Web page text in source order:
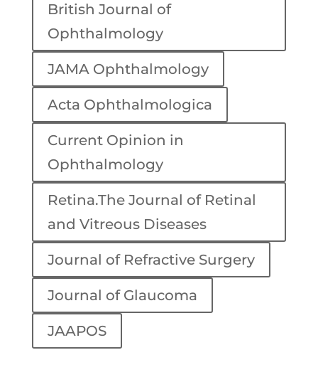
British Journal of
Ophthalmology
JAMA Ophthalmology
Acta Ophthalmologica
Current Opinion in
Ophthalmology
Retina.The Journal of Retinal
and Vitreous Diseases
Journal of Refractive Surgery
Journal of Glaucoma
JAAPOS